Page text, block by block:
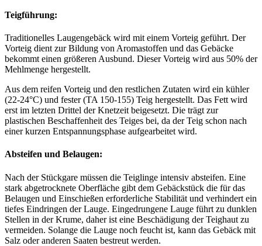
Teigführung:
Traditionelles Laugengebäck wird mit einem Vorteig geführt. Der
Vorteig dient zur Bildung von Aromastoffen und das Gebäcke
bekommt einen größeren Ausbund. Dieser Vorteig wird aus 50% der
Mehlmenge hergestellt.
Aus dem reifen Vorteig und den restlichen Zutaten wird ein kühler
(22-24°C) und fester (TA 150-155) Teig hergestellt. Das Fett wird
erst im letzten Drittel der Knetzeit beigesetzt. Die trägt zur
plastischen Beschaffenheit des Teiges bei, da der Teig schon nach
einer kurzen Entspannungsphase aufgearbeitet wird.
Absteifen und Belaugen:
Nach der Stückgare müssen die Teiglinge intensiv absteifen. Eine
stark abgetrocknete Oberfläche gibt dem Gebäckstück die für das
Belaugen und Einschießen erforderliche Stabilität und verhindert ein
tiefes Eindringen der Lauge. Eingedrungene Lauge führt zu dunklen
Stellen in der Krume, daher ist eine Beschädigung der Teighaut zu
vermeiden. Solange die Lauge noch feucht ist, kann das Gebäck mit
Salz oder anderen Saaten bestreut werden.